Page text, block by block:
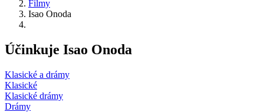
Filmy
Isao Onoda
Účinkuje Isao Onoda
Klasické a drámy
Klasické
Klasické drámy
Drámy